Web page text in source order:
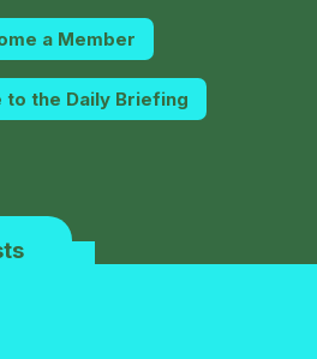
a Member
to the Daily Briefing